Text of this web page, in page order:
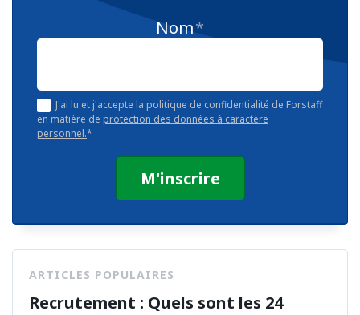
Nom*
J'ai lu et j'accepte la politique de confidentialité de Forstaff
en matière de protection des données à caractère
personnel.*
ARTICLES POPULAIRES
Recrutement : Quels sont les 24